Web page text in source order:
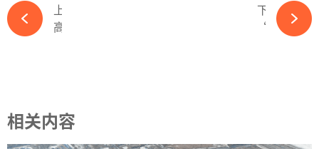
下一篇
“万物互联，制造赋能”正泰新能荣登2023《财富》最具影响力物联创新榜-必赢体育app官方平台
相关内容